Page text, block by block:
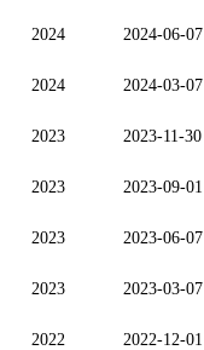
2024 2024-06-07
2024 2024-03-07
2023 2023-11-30
2023 2023-09-01
2023 2023-06-07
2023 2023-03-07
2022 2022-12-01